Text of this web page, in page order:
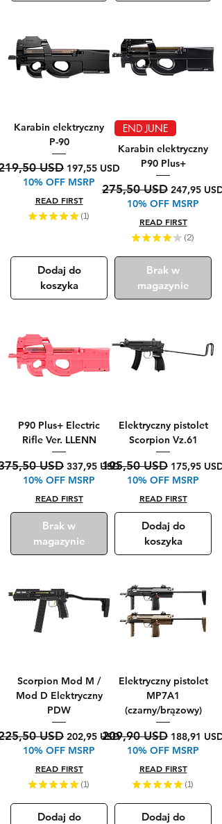
Karabin elektryczny
P-90
cena
USD Cena rabatowa
197,55 USD
10% OFF MSRP
READ FIRST
★ ★ ★ ★ ★ 1
1
Dodaj do
koszyka
END JUNE
Karabin elektryczny
P90 Plus+
Regularna cena
275,50 USD Cena
247,95 USD
10% OFF MSRP
READ FIRST
★ ★ ★ ★ ★ 2
2
Brak w
magazynie
P90 Plus+ Electric
Rifle Ver. LLENN
cena
USD Cena rabatowa
337,95 USD
10% OFF MSRP
READ FIRST
Brak w
magazynie
Elektryczny pistolet
Scorpion Vz.61
Regularna cena
195,50 USD Cena
175,95 USD
10% OFF MSRP
READ FIRST
Dodaj do
koszyka
Scorpion Mod M /
Mod D Elektryczny
PDW
cena
USD Cena rabatowa
202,95 USD
10% OFF MSRP
READ FIRST
★ ★ ★ ★ ★ 1
1
Dodaj do
Elektryczny pistolet
MP7A1
(czarny/brązowy)
Regularna cena
209,90 USD Cena
188,91 USD
10% OFF MSRP
READ FIRST
★ ★ ★ ★ ★ 1
1
Dodaj do